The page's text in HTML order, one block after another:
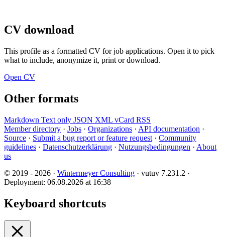
CV download
This profile as a formatted CV for job applications. Open it to pick
what to include, anonymize it, print or download.
Open CV
Other formats
Markdown Text only JSON XML vCard RSS
Member directory · Jobs · Organizations · API documentation ·
Source · Submit a bug report or feature request · Community
guidelines · Datenschutzerklärung · Nutzungsbedingungen · About
us
© 2019 - 2026 · Wintermeyer Consulting · vutuv 7.231.2 ·
Deployment: 06.08.2026 at 16:38
Keyboard shortcuts